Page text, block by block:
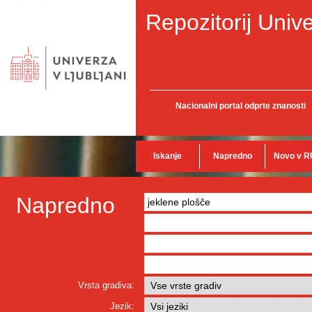
Repozitorij
Nacionalni portal odprte znanosti
Iskanje Napredno Novo v
Napredno
Vrsta gradiva:
Jezik: